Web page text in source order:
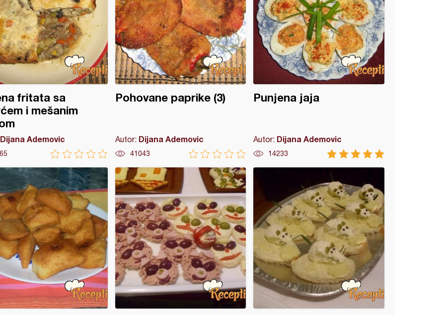
fritata sa
i mešanim
Dijana Ademovic
Pohovane paprike (3)
Autor: Dijana Ademovic
41043
Punjena jaja
Autor: Dijana Ademovic
14233